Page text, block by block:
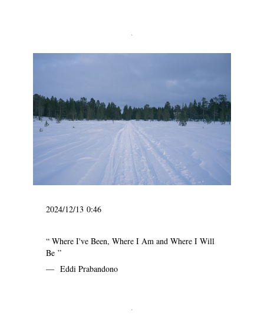
.
2024/12/13 0:46
“ Where I've Been, Where I Am and Where I Will
Be ”
— Eddi Prabandono
.